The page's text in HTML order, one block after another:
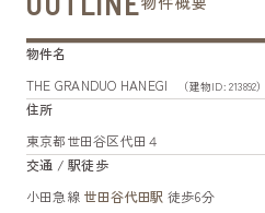
物件名
THE GRANDUO HANEGI
（建物ID: 213892）
住所
東京都世田谷区代田４
交通 / 駅徒歩
小田急線 世田谷代田駅 徒歩6分